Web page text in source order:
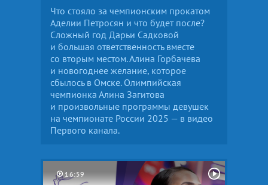
Что стояло за чемпионским прокатом
Аделии Петросян и что будет после?
Сложный год Дарьи Садковой
и большая ответственность вместе
со вторым местом. Алина Горбачева
и новогоднее желание, которое
сбылось в Омске. Олимпийская
чемпионка Алина Загитова
и произвольные программы девушек
на чемпионате России 2025 — в видео
Первого канала.
16:59